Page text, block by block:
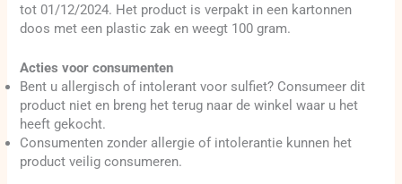
tot 01/12/2024. Het product is verpakt in een kartonnen
doos met een plastic zak en weegt 100 gram.
Acties voor consumenten
Bent u allergisch of intolerant voor sulfiet? Consumeer dit
product niet en breng het terug naar de winkel waar u het
heeft gekocht.
Consumenten zonder allergie of intolerantie kunnen het
product veilig consumeren.